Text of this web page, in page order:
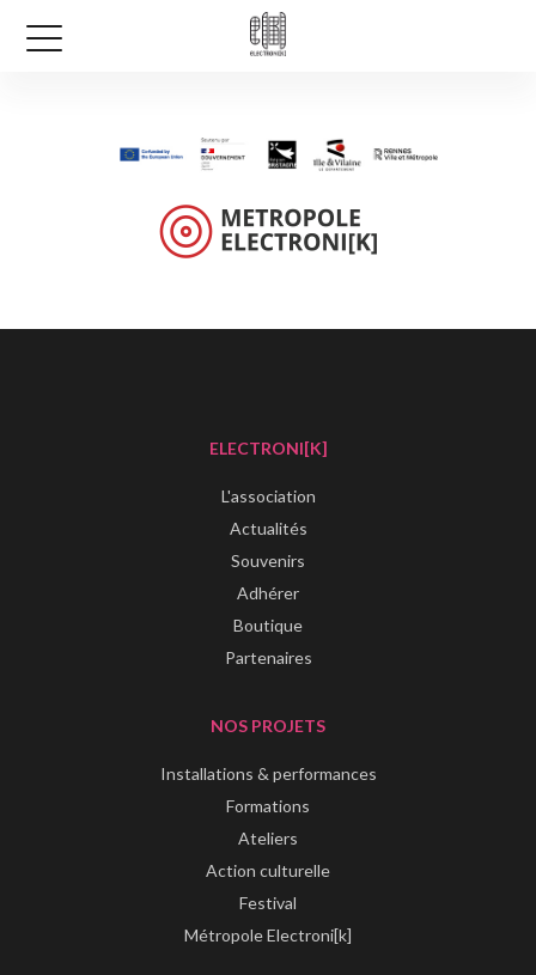
ELECTRONI[K]
L'association
Actualités
Souvenirs
Adhérer
Boutique
Partenaires
NOS PROJETS
Installations & performances
Formations
Ateliers
Action culturelle
Festival
Métropole Electroni[k]